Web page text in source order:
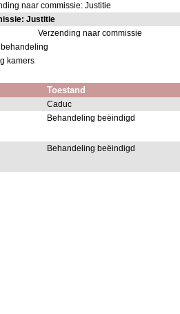
naar commissie: Justitie
Justitie
Verzending naar commissie
kamers
Toestand
Caduc
Behandeling beëindigd
Behandeling beëindigd